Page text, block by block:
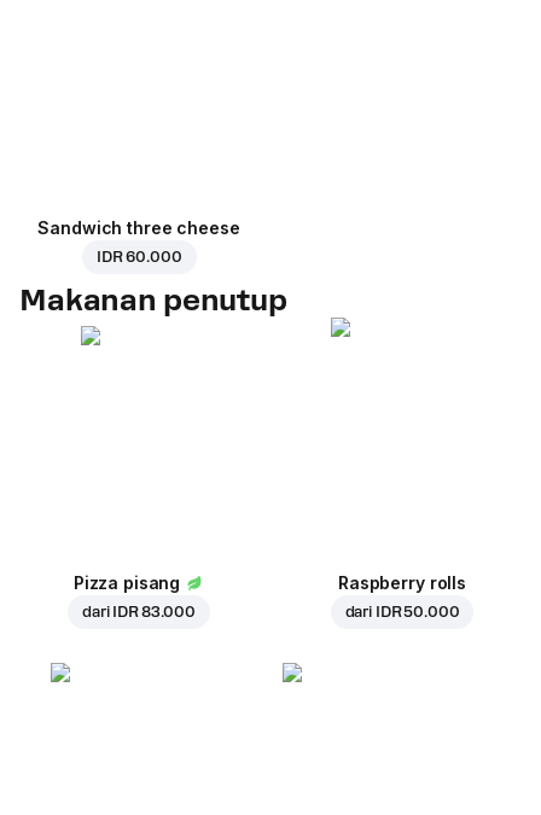
Sandwich three cheese
IDR 60.000
Makanan penutup
Pizza pisang
dari IDR 83.000
Raspberry rolls
dari IDR 50.000